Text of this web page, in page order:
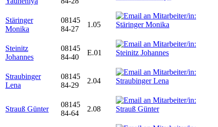
Stäringer
Monika
08145
84-27
1.05
Steinitz
Johannes
08145
84-40
E.01
Straubinger
Lena
08145
84-29
2.04
Strauß Günter
08145
84-64
2.08